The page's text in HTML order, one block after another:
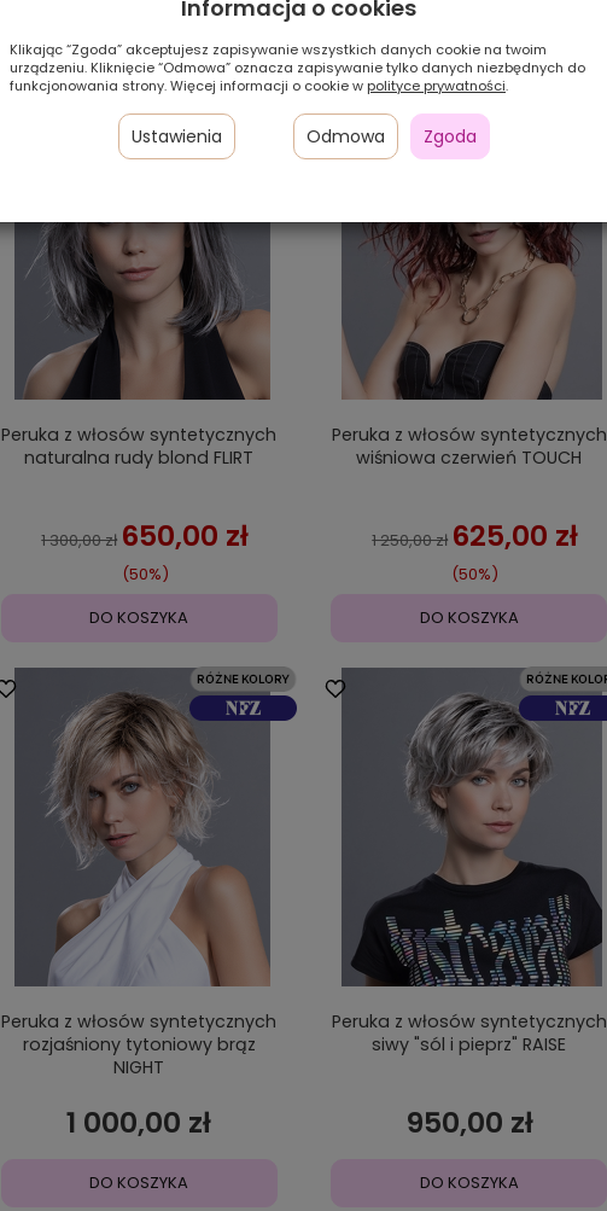
DO KOSZYKA
Peruka z włosów syntetycznych
naturalna rudy blond FLIRT
1 300,00 zł 650,00 zł
(50%)
DO KOSZYKA
Peruka z włosów syntetycznych
wiśniowa czerwień TOUCH
1 250,00 zł 625,00 zł
(50%)
DO KOSZYKA
Peruka z włosów syntetycznych
rozjaśniony tytoniowy brąz
NIGHT
1 000,00 zł
DO KOSZYKA
Peruka z włosów syntetycznych
siwy "sól i pieprz" RAISE
950,00 zł
DO KOSZYKA
Informacja o cookies
Klikając “Zgoda” akceptujesz zapisywanie wszystkich danych cookie na twoim
urządzeniu. Kliknięcie “Odmowa” oznacza zapisywanie tylko danych niezbędnych do
funkcjonowania strony. Więcej informacji o cookie w polityce prywatności.
Ustawienia Odmowa Zgoda